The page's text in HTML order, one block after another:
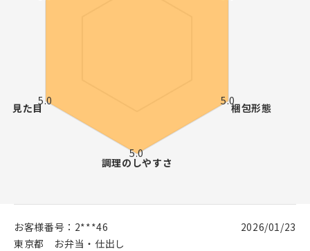
お客様番号： 2***46
東京都
お弁当・仕出し
2026/01/23